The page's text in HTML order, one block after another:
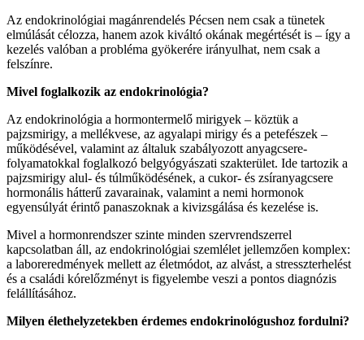
Az endokrinológiai magánrendelés Pécsen nem csak a tünetek
elmúlását célozza, hanem azok kiváltó okának megértését is – így a
kezelés valóban a probléma gyökerére irányulhat, nem csak a
felszínre.
Mivel foglalkozik az endokrinológia?
Az endokrinológia a hormontermelő mirigyek – köztük a
pajzsmirigy, a mellékvese, az agyalapi mirigy és a petefészek –
működésével, valamint az általuk szabályozott anyagcsere-
folyamatokkal foglalkozó belgyógyászati szakterület. Ide tartozik a
pajzsmirigy alul- és túlműködésének, a cukor- és zsíranyagcsere
hormonális hátterű zavarainak, valamint a nemi hormonok
egyensúlyát érintő panaszoknak a kivizsgálása és kezelése is.
Mivel a hormonrendszer szinte minden szervrendszerrel
kapcsolatban áll, az endokrinológiai szemlélet jellemzően komplex:
a laboreredmények mellett az életmódot, az alvást, a stresszterhelést
és a családi kórelőzményt is figyelembe veszi a pontos diagnózis
felállításához.
Milyen élethelyzetekben érdemes endokrinológushoz fordulni?